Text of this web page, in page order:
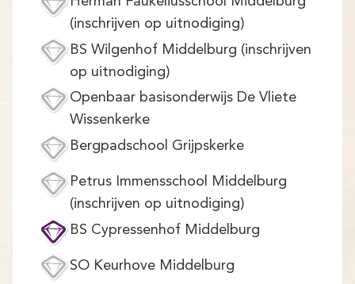
(inschrijven op uitnodiging)
BS Wilgenhof Middelburg (inschrijven
op uitnodiging)
Openbaar basisonderwijs De Vliete
Wissenkerke
Bergpadschool Grijpskerke
Petrus Immensschool Middelburg
(inschrijven op uitnodiging)
BS Cypressenhof Middelburg
SO Keurhove Middelburg